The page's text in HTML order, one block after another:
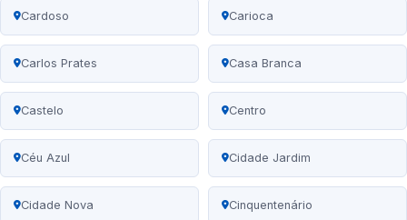
Cardoso Carioca
Carlos Prates Casa Branca
Castelo Centro
Céu Azul Cidade Jardim
Cidade Nova Cinquentenário